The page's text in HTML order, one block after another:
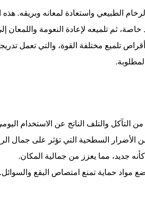
الطبيعي واستعادة لمعانه وبريقه. هذه
ثم تلميعه لإعادة النعومة واللمعان
تلميع مختلفة القوة، والتي تعمل
التآكل والتلف الناتج عن الاستخدام
الأضرار السطحية التي تؤثر على جمال
جديد، مما يعزز من جمالية المكان.
مواد حماية تمنع امتصاص البقع والسوائل.